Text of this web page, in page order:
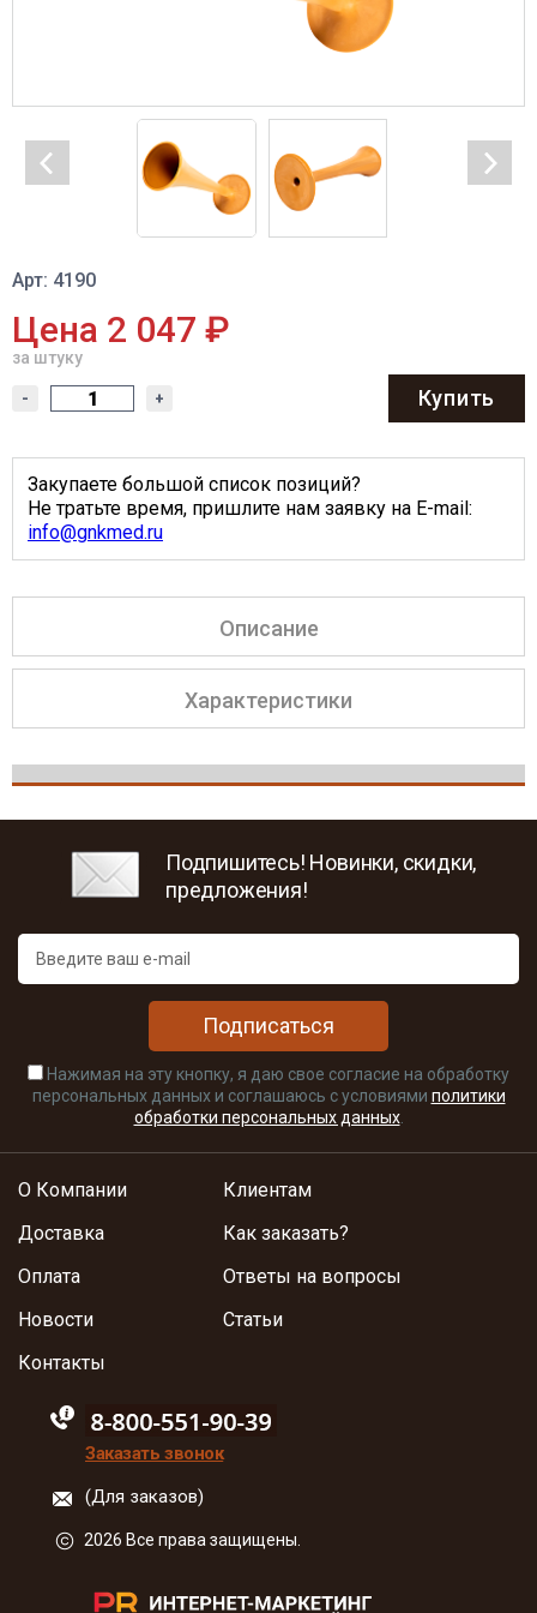
Арт: 4190
Цена 2 047 ₽
за штуку
- + Купить
Закупаете большой список позиций?
Не тратьте время, пришлите нам заявку на E-mail:
info@gnkmed.ru
Описание
Характеристики
Подпишитесь! Новинки, скидки,
предложения!
Подписаться
Нажимая на эту кнопку, я даю свое согласие на обработку
персональных данных и соглашаюсь с условиями политики
обработки персональных данных.
О Компании
Доставка
Оплата
Новости
Клиентам
Как заказать?
Ответы на вопросы
Статьи
Контакты
88005555550
Заказать звонок
(Для заказов)
2026 Все права защищены.